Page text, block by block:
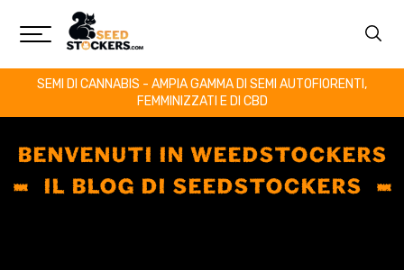
SEMI DI CANNABIS - AMPIA GAMMA DI SEMI AUTOFIORENTI,
FEMMINIZZATI E DI CBD
BENVENUTI IN WEEDSTOCKERS
IL BLOG DI SEEDSTOCKERS